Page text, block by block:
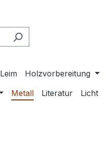
Leim Holzvorbereitung
Metall Literatur Licht